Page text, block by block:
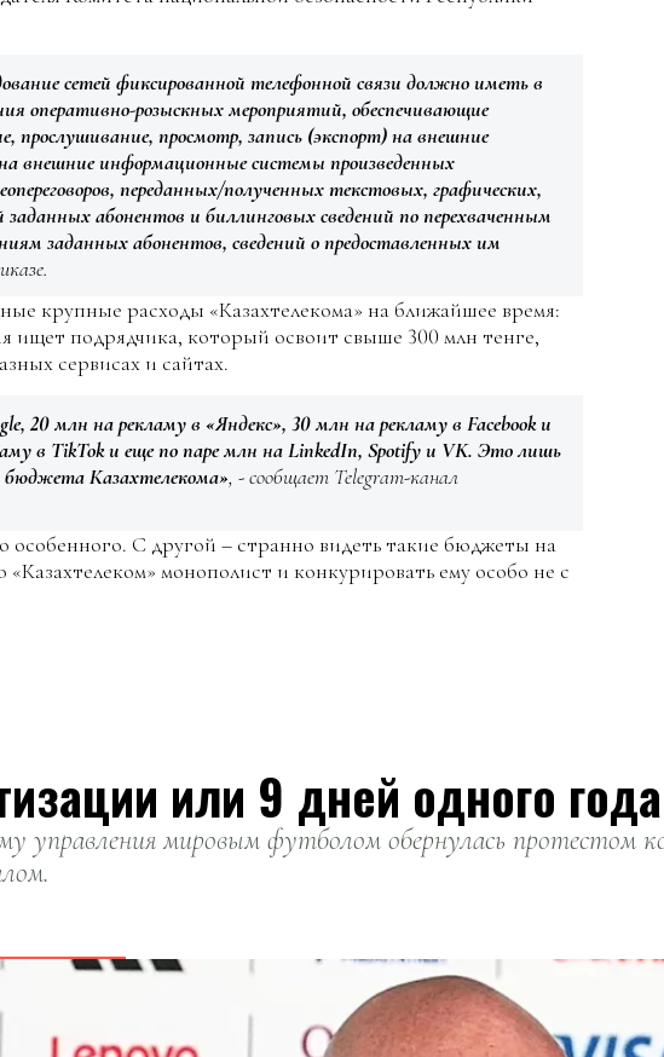
сетей фиксированной телефонной связи должно иметь в
оперативно-розыскных мероприятий, обеспечивающие
прослушивание, просмотр, запись (экспорт) на внешние
внешние информационные системы произведенных
переданных/полученных текстовых, графических,
абонентов и биллинговых сведений по перехваченным
заданных абонентов, сведений о предоставленных им
крупные расходы «Казахтелекома» на ближайшее время:
ищет подрядчика, который освоит свыше 300 млн тенге,
сервисах и сайтах.
20 млн на рекламу в «Яндекс», 30 млн на рекламу в Facebook и
в TikTok и еще по паре млн на LinkedIn, Spotify и VK. Это лишь
бюджета Казахтелекома», - сообщает Telegram-канал
особенного. С другой – странно видеть такие бюджеты на
«Казахтелеком» монополист и конкурировать ему особо не с
или 9 дней одного года
управления мировым футболом обернулась протестом